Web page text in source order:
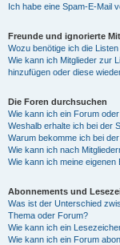
Ich habe eine Spam-E-Mail
Freunde und ignorierte
Wozu benötige ich die
Wie kann ich Mitglieder zur
hinzufügen oder diese
Die Foren durchsuchen
Wie kann ich ein Forum
Weshalb erhalte ich bei der
Warum bekomme ich bei
Wie kann ich nach
Wie kann ich meine eigenen
Abonnements und
Was ist der Unterschied
Thema oder Forum?
Wie kann ich ein
Wie kann ich ein Forum